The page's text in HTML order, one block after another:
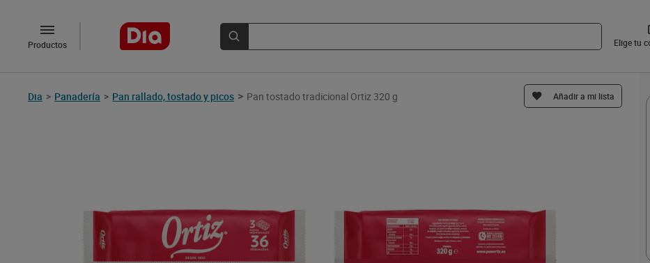
Productos Elige tu
Dia > Panadería > Pan rallado, tostado y picos > Pan tostado tradicional Ortiz 320 g Añadir a mi lista